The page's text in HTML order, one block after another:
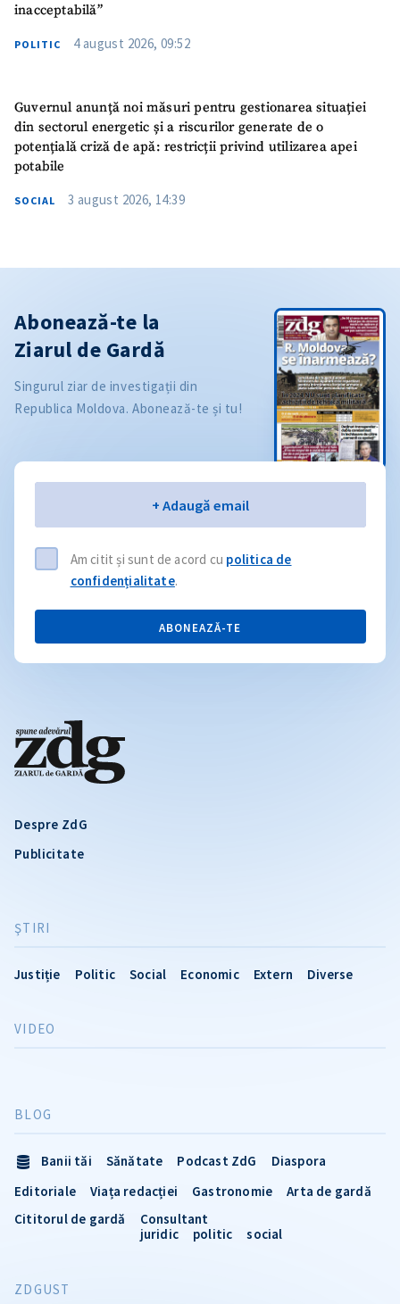
inacceptabilă”
POLITIC 4 august 2026, 09:52
Guvernul anunță noi măsuri pentru gestionarea situației
din sectorul energetic și a riscurilor generate de o
potențială criză de apă: restricții privind utilizarea apei
potabile
SOCIAL 3 august 2026, 14:39
Despre ZdG
Publicitate
ŞTIRI
Justiție Politic Social Economic Extern Diverse
VIDEO
BLOG
Banii tăi Sănătate Podcast ZdG
Diaspora
Editoriale
Viața redacției Gastronomie
Arta de gardă
Cititorul de gardă
Consultant
juridic
politic social
ZDGUST
Abonează-te la
Ziarul de Gardă
Singurul ziar de investigații din
Republica Moldova. Abonează-te și tu!
+ Adaugă email
Am citit și sunt de acord cu politica de
confidențialitate.
ABONEAZĂ-TE